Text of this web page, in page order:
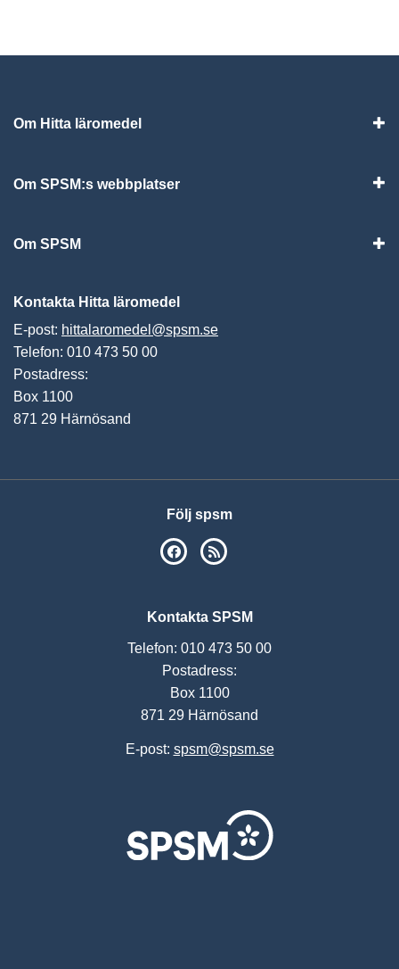
Om Hitta läromedel
Om SPSM:s webbplatser
Om SPSM
Kontakta Hitta läromedel
E-post: hittalaromedel@spsm.se
Telefon: 010 473 50 00
Postadress:
Box 1100
871 29 Härnösand
Följ spsm
SPSM på Facebook
Kontakta SPSM
Telefon: 010 473 50 00
Postadress:
Box 1100
871 29 Härnösand
E-post: spsm@spsm.se